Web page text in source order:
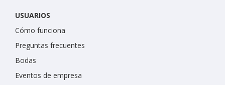
USUARIOS
Cómo funciona
Preguntas frecuentes
Bodas
Eventos de empresa